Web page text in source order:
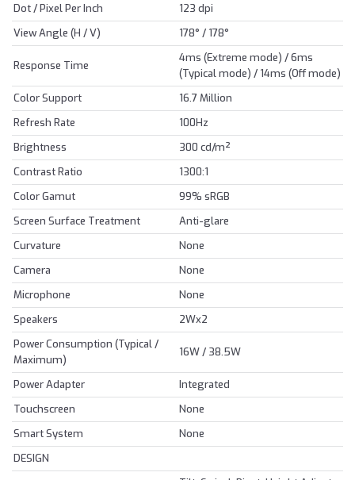
Dot / Pixel Per Inch
123 dpi
View Angle (H / V)
178° / 178°
Response Time
4ms (Extreme mode) / 6ms
(Typical mode) / 14ms (Off mode)
Color Support
16.7 Million
Refresh Rate
100Hz
Brightness
300 cd/m²
Contrast Ratio
1300:1
Color Gamut
99% sRGB
Screen Surface Treatment
Anti-glare
Curvature
None
Camera
None
Microphone
None
Speakers
2Wx2
Power Consumption (Typical /
Maximum)
16W / 38.5W
Power Adapter
Integrated
Touchscreen
None
Smart System
None
DESIGN